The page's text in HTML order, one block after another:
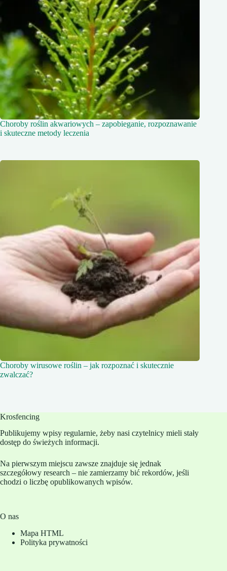
Choroby roślin akwariowych – zapobieganie, rozpoznawanie
i skuteczne metody leczenia
Choroby wirusowe roślin – jak rozpoznać i skutecznie
zwalczać?
Krosfencing
Publikujemy wpisy regularnie, żeby nasi czytelnicy mieli stały
dostęp do świeżych informacji.
Na pierwszym miejscu zawsze znajduje się jednak
szczegółowy research – nie zamierzamy bić rekordów, jeśli
chodzi o liczbę opublikowanych wpisów.
O nas
Mapa HTML
Polityka prywatności